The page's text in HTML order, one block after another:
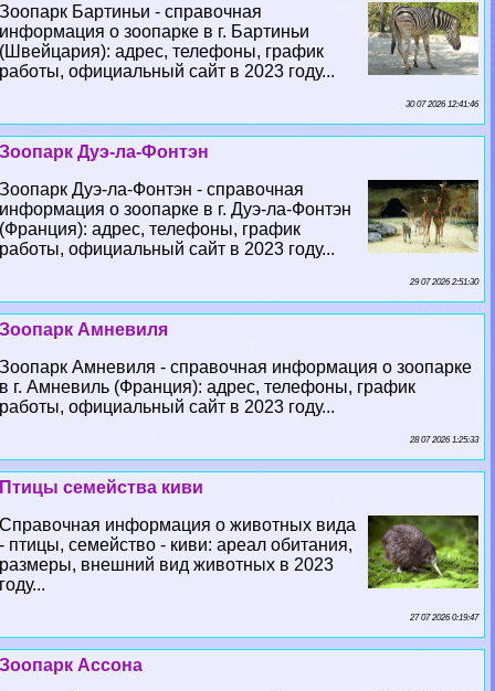
Зоопарк Бартиньи - справочная
информация о зоопарке в г. Бартиньи
(Швейцария): адрес, телефоны, график
работы, официальный сайт в 2023 году...
30 07 2026 12:41:46
Зоопарк Дуэ-ла-Фонтэн
Зоопарк Дуэ-ла-Фонтэн - справочная
информация о зоопарке в г. Дуэ-ла-Фонтэн
(Франция): адрес, телефоны, график
работы, официальный сайт в 2023 году...
29 07 2026 2:51:30
Зоопарк Амневиля
Зоопарк Амневиля - справочная информация о зоопарке
в г. Амневиль (Франция): адрес, телефоны, график
работы, официальный сайт в 2023 году...
28 07 2026 1:25:33
Птицы семейства киви
Справочная информация о животных вида
- птицы, семейство - киви: ареал обитания,
размеры, внешний вид животных в 2023
году...
27 07 2026 0:19:47
Зоопарк Ассона